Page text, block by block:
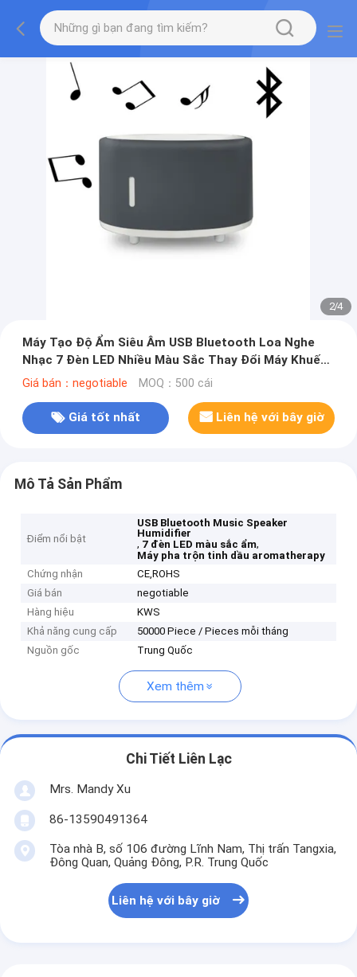
2/4
Máy Tạo Độ Ẩm Siêu Âm USB Bluetooth Loa Nghe
Nhạc 7 Đèn LED Nhiều Màu Sắc Thay Đổi Máy Khuếch
Tán Tinh Dầu Hương Liệu
Giá bán：negotiable MOQ：500 cái
Giá tốt nhất Liên hệ với bây giờ
Mô Tả Sản Phẩm
Điểm nổi bật
USB Bluetooth Music Speaker
Humidifier
, 7 đèn LED màu sắc ẩm,
Máy pha trộn tinh dầu aromatherapy
Chứng nhận
CE,ROHS
Giá bán
negotiable
Hàng hiệu
KWS
Khả năng cung cấp
50000 Piece / Pieces mỗi tháng
Nguồn gốc
Trung Quốc
Xem thêm
Chi Tiết Liên Lạc
Mrs. Mandy Xu
86-13590491364
Tòa nhà B, số 106 đường Lĩnh Nam, Thị trấn Tangxia,
Đông Quan, Quảng Đông, P.R. Trung Quốc
Liên hệ với bây giờ